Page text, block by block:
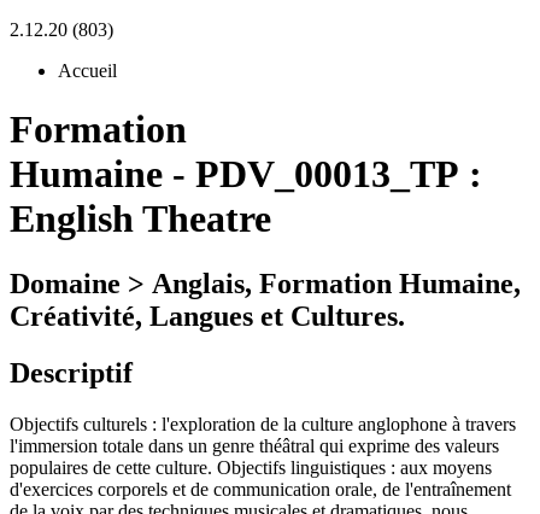
2.12.20 (803)
Accueil
Formation
Humaine - PDV_00013_TP :
English Theatre
Domaine > Anglais, Formation Humaine,
Créativité, Langues et Cultures.
Descriptif
Objectifs culturels : l'exploration de la culture anglophone à travers
l'immersion totale dans un genre théâtral qui exprime des valeurs
populaires de cette culture. Objectifs linguistiques : aux moyens
d'exercices corporels et de communication orale, de l'entraînement